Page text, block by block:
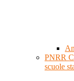
PNRR
scuole